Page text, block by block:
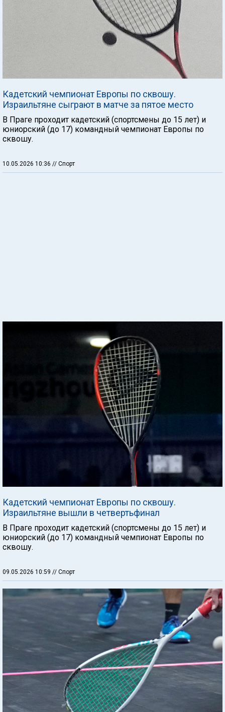
Кадетский чемпионат Европы по сквошу.
Израильтяне сыграют в матче за пятое место
В Праге проходит кадетский (спортсмены до 15 лет) и
юниорский (до 17) командный чемпионат Европы по
сквошу.
10.05.2026 10:36 // Спорт
Кадетский чемпионат Европы по сквошу.
Израильтяне вышли в четвертьфинал
В Праге проходит кадетский (спортсмены до 15 лет) и
юниорский (до 17) командный чемпионат Европы по
сквошу.
09.05.2026 10:59 // Спорт